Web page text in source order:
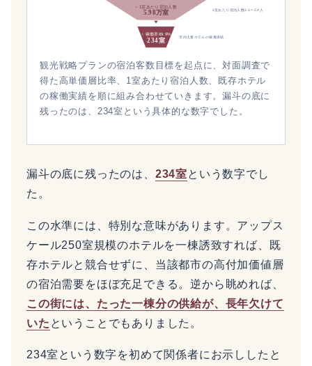
÷ 1室あたり宿泊人数
5.98万室 1室あたり宿泊人数2.1〜2.4人
÷ 稼働率69.9%
234室 市内主要ホテルの稼働実績
観光戦略プランの宿泊客数目標を起点に、対面調査で
得た高単価層比率、1室あたり宿泊人数、既存ホテル
の稼働実績を順に組み合わせていきます。漏斗の底に
残ったのは、234室という具体的な数字でした。
漏斗の底に残ったのは、 234室という数字でし
た。
この水準には、特別な意味があります。アップス
ケール250室規模のホテルを一棟誘致すれば、既
存ホテルと競合せずに、当該都市の高付加価値層
の宿泊需要をほぼ充足できる。逆から眺めれば、
この街には、たった一棟分の供給が、長年欠けて
いた ということでもありました。
234室という数字を初めて関係者にお示ししたと